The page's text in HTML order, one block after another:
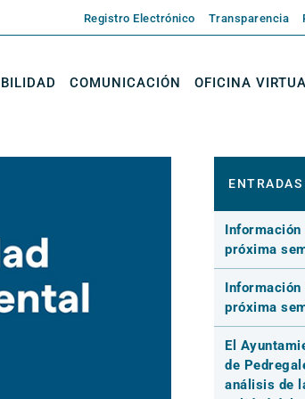
Registro Electrónico Transparencia
COMUNICACIÓN OFICINA
Información
próxima
Información
próxima
El
de
análisis de